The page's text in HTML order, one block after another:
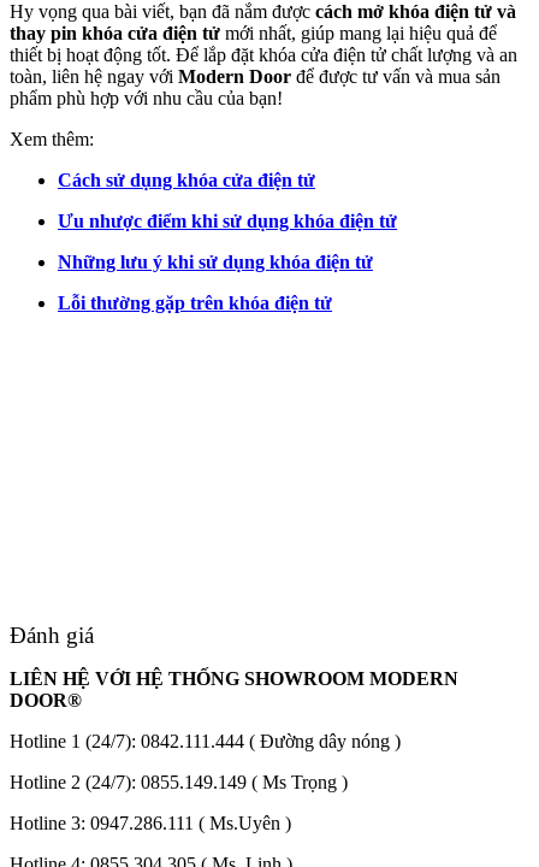
Giới thiệu CEO
Hy vọng qua bài viết, bạn đã nắm được cách mở khóa điện tử và
thay pin khóa cửa điện tử mới nhất, giúp mang lại hiệu quả để
thiết bị hoạt động tốt. Để lắp đặt khóa cửa điện tử chất lượng và an
toàn, liên hệ ngay với Modern Door để được tư vấn và mua sản
phẩm phù hợp với nhu cầu của bạn!
Xem thêm:
Cách sử dụng khóa cửa điện tử
Ưu nhược điểm khi sử dụng khóa điện tử
Những lưu ý khi sử dụng khóa điện tử
Lỗi thường gặp trên khóa điện tử
Đánh giá
LIÊN HỆ VỚI HỆ THỐNG SHOWROOM MODERN
DOOR®
Hotline 1 (24/7): 0842.111.444 ( Đường dây nóng )
Hotline 2 (24/7): 0855.149.149 ( Ms Trọng )
Hotline 3: 0947.286.111 ( Ms.Uyên )